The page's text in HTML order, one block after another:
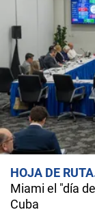
HOJA DE RUTA
Miami el "día
Cuba